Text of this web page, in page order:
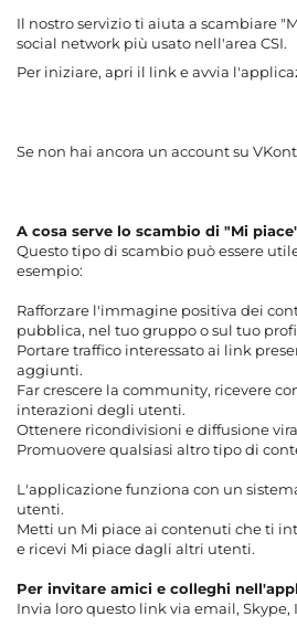
Il nostro servizio ti aiuta a scambiare
social network più usato nell'area CSI.
Per iniziare, apri il link e avvia
Se non hai ancora un account su
A cosa serve lo scambio di "Mi
Questo tipo di scambio può essere
esempio:
Rafforzare l'immagine positiva dei
pubblica, nel tuo gruppo o sul tuo
Portare traffico interessato ai link
aggiunti.
Far crescere la community, ricevere
interazioni degli utenti.
Ottenere ricondivisioni e diffusione
Promuovere qualsiasi altro tipo di
L'applicazione funziona con un
utenti.
Metti un Mi piace ai contenuti che ti
e ricevi Mi piace dagli altri utenti.
Per invitare amici e colleghi
Invia loro questo link via email, Skype,